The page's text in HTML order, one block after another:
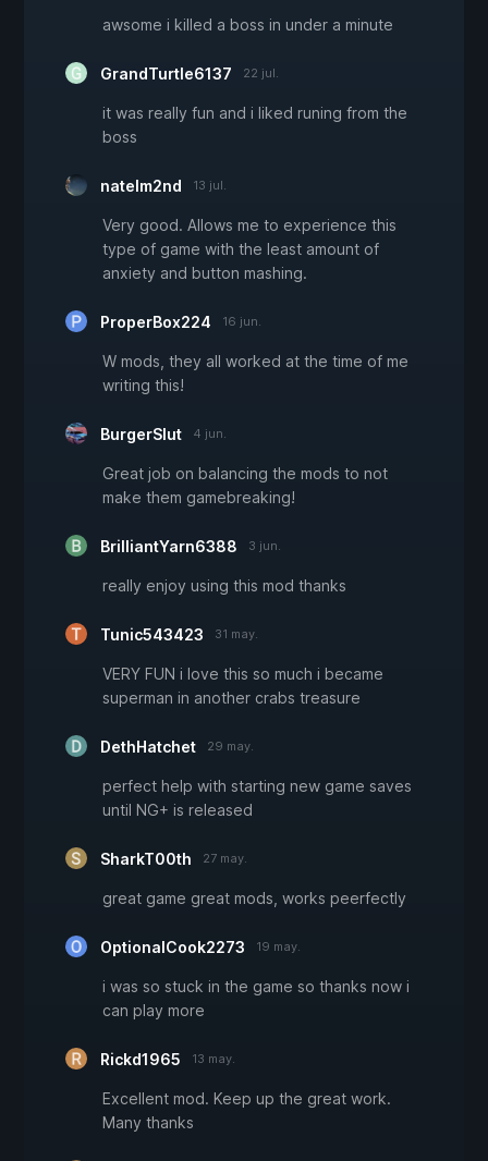
awsome i killed a boss in under a minute
GrandTurtle6137 22 jul.
it was really fun and i liked runing from the
boss
natelm2nd 13 jul.
Very good. Allows me to experience this
type of game with the least amount of
anxiety and button mashing.
ProperBox224 16 jun.
W mods, they all worked at the time of me
writing this!
BurgerSIut 4 jun.
Great job on balancing the mods to not
make them gamebreaking!
BrilliantYarn6388 3 jun.
really enjoy using this mod thanks
Tunic543423 31 may.
VERY FUN i love this so much i became
superman in another crabs treasure
DethHatchet 29 may.
perfect help with starting new game saves
until NG+ is released
SharkT00th 27 may.
great game great mods, works peerfectly
OptionalCook2273 19 may.
i was so stuck in the game so thanks now i
can play more
Rickd1965 13 may.
Excellent mod. Keep up the great work.
Many thanks